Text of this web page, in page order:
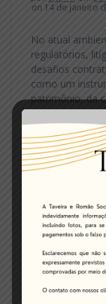
on 14 de janeiro
No atual
regulatórios,
desafios
como um
patrimônio, da
segurança
expressão de
conjunto
societárias e…
Sócios
Láurea